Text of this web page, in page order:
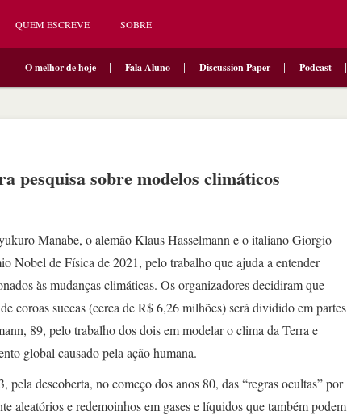
QUEM ESCREVE SOBRE
O melhor de hoje Fala Aluno Discussion Paper Podcast
pesquisa sobre modelos climáticos
Manabe, o alemão Klaus Hasselmann e o italiano Giorgio
Nobel de Física de 2021, pelo trabalho que ajuda a entender
às mudanças climáticas. Os organizadores decidiram que
coroas suecas (cerca de R$ 6,26 milhões) será dividido em partes
89, pelo trabalho dos dois em modelar o clima da Terra e
global causado pela ação humana.
pela descoberta, no começo dos anos 80, das “regras ocultas” por
aleatórios e redemoinhos em gases e líquidos que também podem